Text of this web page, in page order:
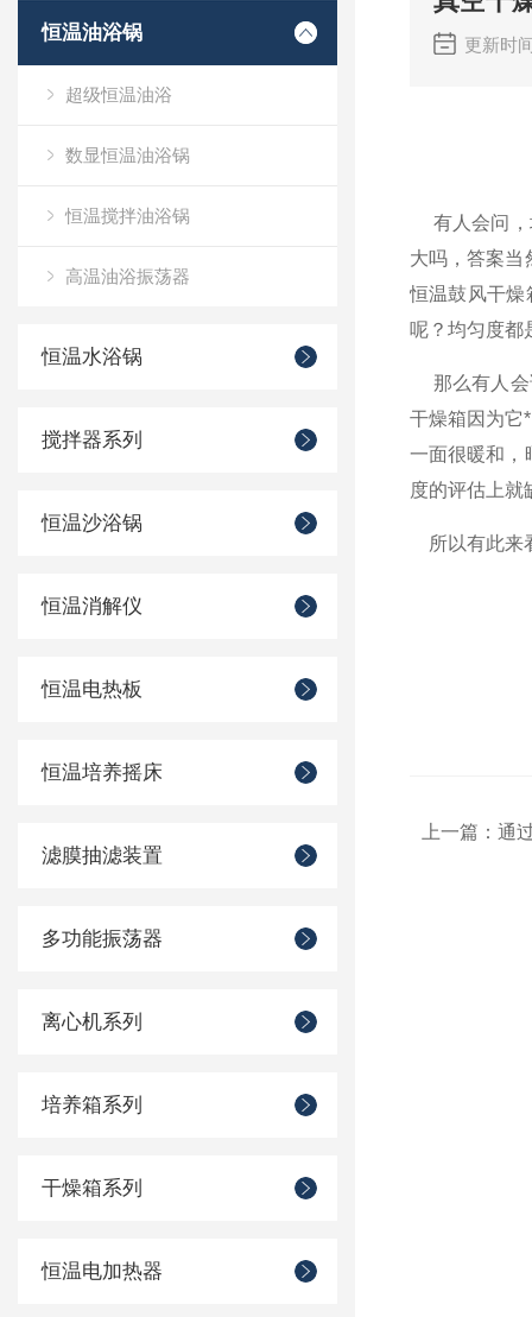
恒温油浴锅
超级恒温油浴
数显恒温油浴锅
恒温搅拌油浴锅
高温油浴振荡器
恒温水浴锅
搅拌器系列
恒温沙浴锅
恒温消解仪
恒温电热板
恒温培养摇床
滤膜抽滤装置
多功能振荡器
离心机系列
培养箱系列
干燥箱系列
恒温电加热器
更新时
有人会问，
大吗，答案
恒温鼓风干燥
呢？均匀度都
那么有人会
干燥箱因为它
一面很暖和，
度的评估上就
所以有此来
上一篇： 通